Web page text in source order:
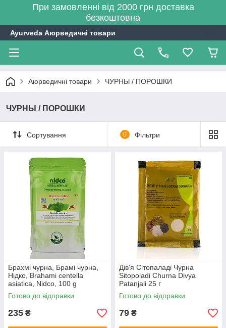
При замовленні від 2000 грн доставка
безкоштовна
Ayurveda Аюрведичні товари
Аюрведичні товари ЧУРНЫ / ПОРОШКИ
ЧУРНЫ / ПОРОШКИ
Сортування 0 Фільтри
Брахмі чурна, Брамі чурна,
Нідко, Brahami centella
asiatica, Nidco, 100 g
Готово до відправки
235 ₴
Дів'я Сітопаладі Чурна
Sitopoladi Churna Divya
Patanjali 25 г
Готово до відправки
79 ₴